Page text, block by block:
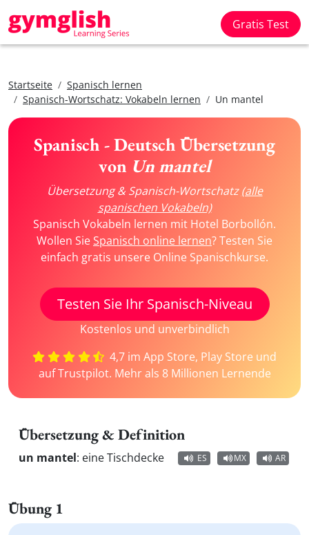
Gratis Test
Startseite
Spanisch lernen
Spanisch-Wortschatz: Vokabeln lernen
Un mantel
Spanisch - Deutsch Übersetzung
von Un mantel
Übersetzung & Spanisch-Wortschatz(alle
spanischen Vokabeln)
Spanisch Vokabeln lernen mit Hotel Borbollón.
Wollen SieSpanisch online lernen? Testen Sie
einfach gratis unsere Online Spanischkurse.
Testen Sie Ihr Spanisch-Niveau
Kostenlos und unverbindlich
4,7 im App Store, Play Store und
auf Trustpilot. Mehr als 8 Millionen Lernende
Übersetzung & Definition
un mantel: eine Tischdecke ES MX AR
Übung 1